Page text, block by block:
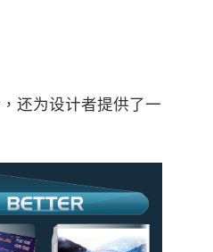
还为设计者提供了一